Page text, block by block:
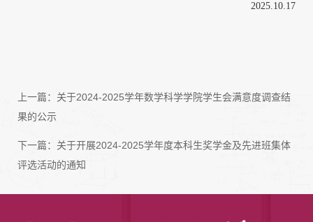
2025.10.17
上一篇： 关于2024-2025学年数学科学学院学生会满意度调查结
果的公示
下一篇： 关于开展2024-2025学年度本科生奖学金及先进班集体
评选活动的通知